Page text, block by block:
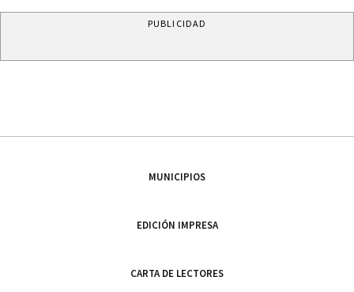
PUBLICIDAD
MUNICIPIOS
EDICIÓN IMPRESA
CARTA DE LECTORES